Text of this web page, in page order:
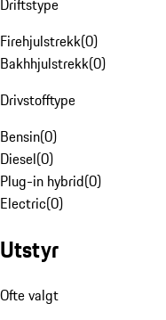
Driftstype
Firehjulstrekk(0)
Bakhhjulstrekk(0)
Drivstofftype
Bensin(0)
Diesel(0)
Plug-in hybrid(0)
Electric(0)
Utstyr
Ofte valgt